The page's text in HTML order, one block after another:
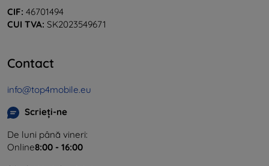
CIF: 46701494
CUI TVA: SK2023549671
Contact
info@top4mobile.eu
Scrieți-ne
De luni până vineri:
Online8:00 - 16:00